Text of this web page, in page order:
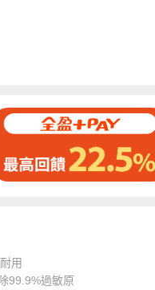
用
99.9%過敏原